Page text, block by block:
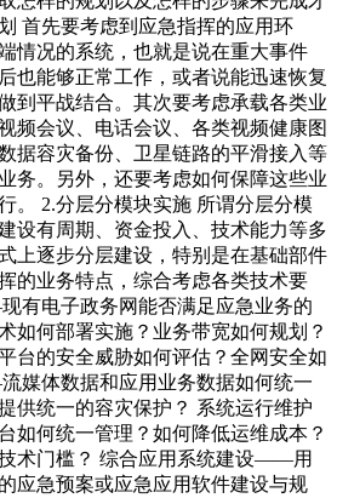
首先要考虑到应急指挥的应用环
情况的系统，也就是说在重大事件
也能够正常工作，或者说能迅速恢复
到平战结合。其次要考虑承载各类业
频会议、电话会议、各类视频健康图
据容灾备份、卫星链路的平滑接入等
务。另外，还要考虑如何保障这些业
。 2.分层分模块实施 所谓分层分模
设有周期、资金投入、技术能力等多
上逐步分层建设，特别是在基础部件
的业务特点，综合考虑各类技术要
有电子政务网能否满足应急业务的
如何部署实施？业务带宽如何规划？
的安全威胁如何评估？全网安全如
媒体数据和应用业务数据如何统一
供统一的容灾保护？ 系统运行维护
何统一管理？如何降低运维成本？
术门槛？ 综合应用系统建设――用
应急预案或应急应用软件建设与规